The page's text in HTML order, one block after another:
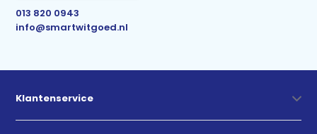
013 820 0943
info@smartwitgoed.nl
Klantenservice